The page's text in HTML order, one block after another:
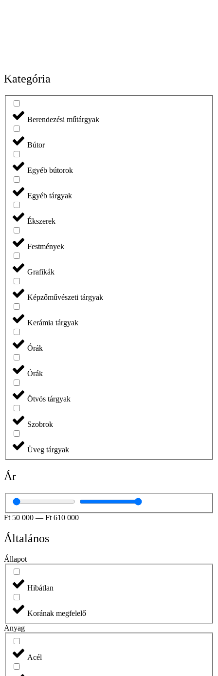
Kategória
Berendezési műtárgyak
Bútor
Egyéb bútorok
Egyéb tárgyak
Ékszerek
Festmények
Grafikák
Képzőművészeti tárgyak
Kerámia tárgyak
Órák
Órák
Ötvös tárgyak
Szobrok
Üveg tárgyak
Ár
Ft 50 000 — Ft 610 000
Általános
Állapot
Hibátlan
Korának megfelelő
Anyag
Acél